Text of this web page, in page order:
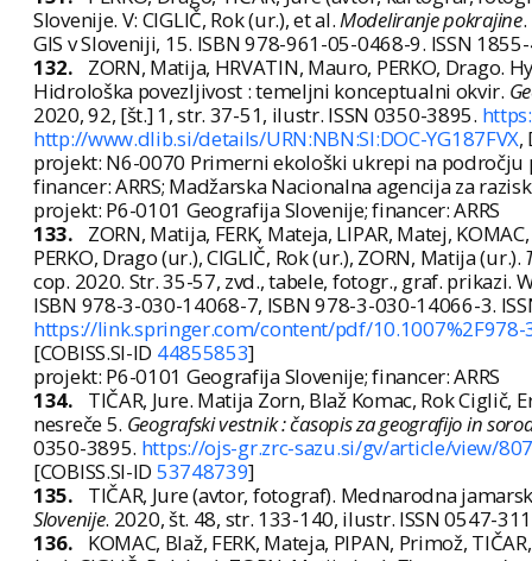
Slovenije. V: CIGLIČ, Rok (ur.), et al.Modeliranje pokrajine.
GIS v Sloveniji, 15. ISBN 978-961-05-0468-9. ISSN
132.
ZORN, Matija, HRVATIN, Mauro, PERKO,
Hidrološka povezljivost : temeljni konceptualni okvir.
2020, 92, [št.] 1, str. 37-51, ilustr. ISSN 0350-3895.
http://www.dlib.si/details/URN:NBN:SI:DOC-YG187FVX,
projekt: N6-0070 Primerni ekološki ukrepi na
financer: ARRS; Madžarska Nacionalna agencija za
projekt: P6-0101 Geografija Slovenije; financer: ARRS
133.
ZORN, Matija, FERK, Mateja, LIPAR, Matej,
PERKO, Drago (ur.), CIGLIČ, Rok (ur.), ZORN, Matija (ur.).
cop. 2020. Str. 35-57, zvd., tabele, fotogr., graf.
ISBN 978-3-030-14068-7, ISBN 978-3-030-14066-3.
https://link.springer.com/content/pdf/
[COBISS.SI-ID 44855853]
projekt: P6-0101 Geografija Slovenije; financer: ARRS
134.
TIČAR, Jure. Matija Zorn, Blaž Komac, Rok
nesreče 5. Geografski vestnik : časopis za geografijo in
0350-3895. https://ojs-gr.zrc-sazu.si/gv/article/view/
[COBISS.SI-ID 53748739]
135.
TIČAR, Jure (avtor, fotograf). Mednarodna
Slovenije. 2020, št. 48, str. 133-140, ilustr. ISSN 0547-
136.
KOMAC, Blaž, FERK, Mateja, PIPAN, Primož,